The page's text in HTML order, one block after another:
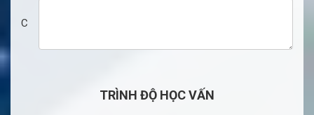
C
TRÌNH ĐỘ HỌC VẤN